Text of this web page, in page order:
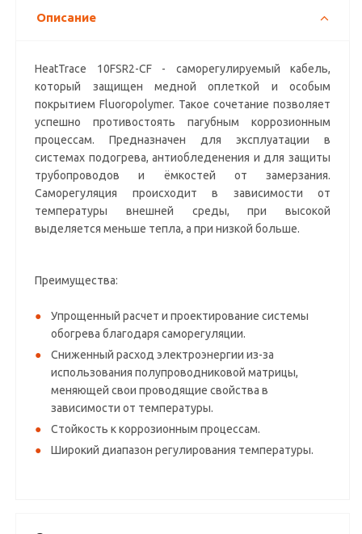
Описание
HeatTrace 10FSR2-CF - саморегулируемый кабель,
который защищен медной оплеткой и особым
покрытием Fluoropolymer. Такое сочетание позволяет
успешно противостоять пагубным коррозионным
процессам. Предназначен для эксплуатации в
системах подогрева, антиобледенения и для защиты
трубопроводов и ёмкостей от замерзания.
Саморегуляция происходит в зависимости от
температуры внешней среды, при высокой
выделяется меньше тепла, а при низкой больше.
Преимущества:
Упрощенный расчет и проектирование системы
обогрева благодаря саморегуляции.
Сниженный расход электроэнергии из-за
использования полупроводниковой матрицы,
меняющей свои проводящие свойства в
зависимости от температуры.
Стойкость к коррозионным процессам.
Широкий диапазон регулирования температуры.